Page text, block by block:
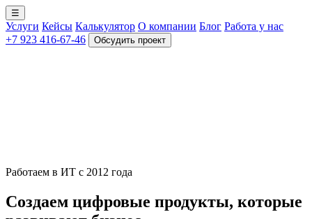
☰
Услуги Кейсы Калькулятор О компании Блог Работа у нас
+7 923 416-67-46
Обсудить проект
Работаем в ИТ с 2012 года
Создаем цифровые продукты, которые